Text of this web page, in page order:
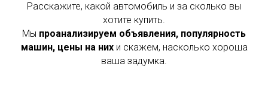
Расскажите, какой автомобиль и за сколько вы
хотите купить.
Мы проанализируем объявления, популярность
машин, цены на нихи скажем, насколько хороша
ваша задумка.